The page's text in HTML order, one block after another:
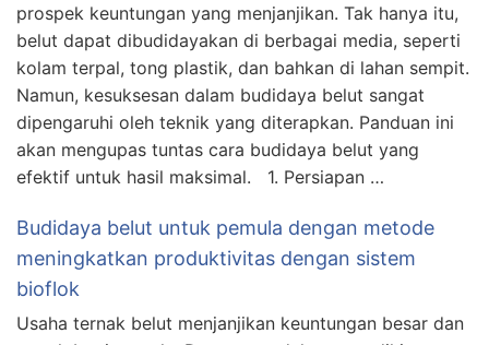
prospek keuntungan yang menjanjikan. Tak hanya itu,
belut dapat dibudidayakan di berbagai media, seperti
kolam terpal, tong plastik, dan bahkan di lahan sempit.
Namun, kesuksesan dalam budidaya belut sangat
dipengaruhi oleh teknik yang diterapkan. Panduan ini
akan mengupas tuntas cara budidaya belut yang
efektif untuk hasil maksimal. 1. Persiapan …
Budidaya belut untuk pemula dengan metode
meningkatkan produktivitas dengan sistem
bioflok
Usaha ternak belut menjanjikan keuntungan besar dan